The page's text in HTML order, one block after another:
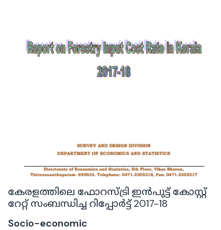
കേരളത്തിലെ ഫോറസ്ട്രി ഇൻപുട്ട് കോസ്റ്റ്
റേറ്റ് സംബന്ധിച്ച റിപ്പോർട്ട് 2017-18
Socio-economic